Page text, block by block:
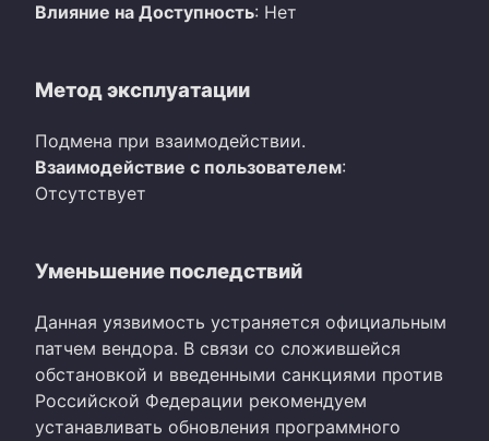
Влияние на Доступность: Нет
Метод эксплуатации
Подмена при взаимодействии.
Взаимодействие с пользователем:
Отсутствует
Уменьшение последствий
Данная уязвимость устраняется официальным
патчем вендора. В связи со сложившейся
обстановкой и введенными санкциями против
Российской Федерации рекомендуем
устанавливать обновления программного